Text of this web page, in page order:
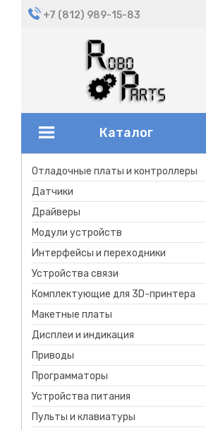
+7 (812) 989-15-83
Каталог
Отладочные платы и контроллеры
Датчики
Драйверы
Модули устройств
Интерфейсы и переходники
Устройства связи
Комплектующие для 3D-принтера
Макетные платы
Дисплеи и индикация
Приводы
Программаторы
Устройства питания
Пульты и клавиатуры